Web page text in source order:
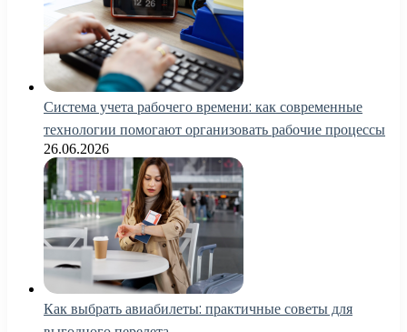
Система учета рабочего времени: как современные
технологии помогают организовать рабочие процессы
26.06.2026
Как выбрать авиабилеты: практичные советы для